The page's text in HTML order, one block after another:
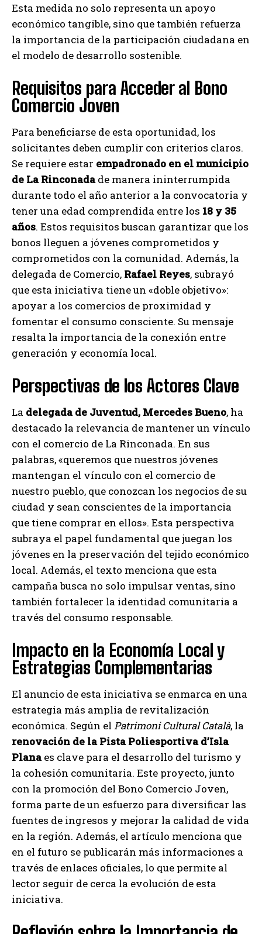
Esta medida no solo representa un apoyo
económico tangible, sino que también refuerza
la importancia de la participación ciudadana en
el modelo de desarrollo sostenible.
Requisitos para Acceder al Bono
Comercio Joven
Para beneficiarse de esta oportunidad, los
solicitantes deben cumplir con criterios claros.
Se requiere estar empadronado en el municipio
de La Rinconadade manera ininterrumpida
durante todo el año anterior a la convocatoria y
tener una edad comprendida entre los 18 y 35
años. Estos requisitos buscan garantizar que los
bonos lleguen a jóvenes comprometidos y
comprometidos con la comunidad. Además, la
delegada de Comercio, Rafael Reyes, subrayó
que esta iniciativa tiene un «doble objetivo»:
apoyar a los comercios de proximidad y
fomentar el consumo consciente. Su mensaje
resalta la importancia de la conexión entre
generación y economía local.
Perspectivas de los Actores Clave
La delegada de Juventud, Mercedes Bueno, ha
destacado la relevancia de mantener un vínculo
con el comercio de La Rinconada. En sus
palabras, «queremos que nuestros jóvenes
mantengan el vínculo con el comercio de
nuestro pueblo, que conozcan los negocios de su
ciudad y sean conscientes de la importancia
que tiene comprar en ellos». Esta perspectiva
subraya el papel fundamental que juegan los
jóvenes en la preservación del tejido económico
local. Además, el texto menciona que esta
campaña busca no solo impulsar ventas, sino
también fortalecer la identidad comunitaria a
través del consumo responsable.
Impacto en la Economía Local y
Estrategias Complementarias
El anuncio de esta iniciativa se enmarca en una
estrategia más amplia de revitalización
económica. Según el Patrimoni Cultural Català, la
renovación de la Pista Poliesportiva d’Isla
Planaes clave para el desarrollo del turismo y
la cohesión comunitaria. Este proyecto, junto
con la promoción del Bono Comercio Joven,
forma parte de un esfuerzo para diversificar las
fuentes de ingresos y mejorar la calidad de vida
en la región. Además, el artículo menciona que
en el futuro se publicarán más informaciones a
través de enlaces oficiales, lo que permite al
lector seguir de cerca la evolución de esta
iniciativa.